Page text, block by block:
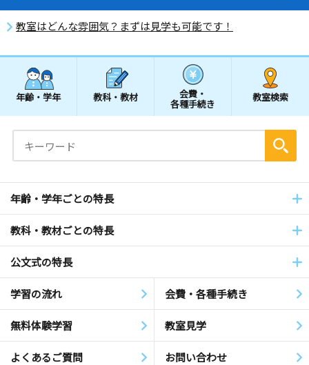
教室はどんな雰囲気？まずは見学も可能です！
年齢・学年 教科・教材 会費・
各種手続き
教室検索
年齢・学年ごとの特長
教科・教材ごとの特長
公文式の特長
学習の流れ 会費・各種手続き
無料体験学習 教室見学
よくあるご質問 お問い合わせ